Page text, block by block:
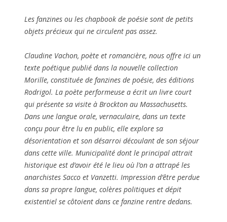
Les fanzines ou les chapbook de poésie sont de petits
objets précieux qui ne circulent pas assez.
Claudine Vachon, poète et romancière, nous offre ici un
texte poétique publié dans la nouvelle collection
Morille, constituée de fanzines de poésie, des éditions
Rodrigol. La poète performeuse a écrit un livre court
qui présente sa visite à Brockton au Massachusetts.
Dans une langue orale, vernaculaire, dans un texte
conçu pour être lu en public, elle explore sa
désorientation et son désarroi découlant de son séjour
dans cette ville. Municipalité dont le principal attrait
historique est d’avoir été le lieu où l’on a attrapé les
anarchistes Sacco et Vanzetti. Impression d’être perdue
dans sa propre langue, colères politiques et dépit
existentiel se côtoient dans ce fanzine rentre dedans.